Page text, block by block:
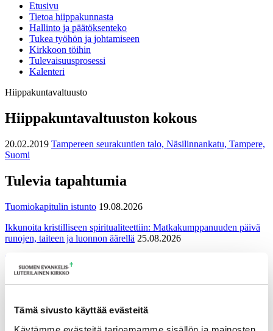
Tämä sivusto käyttää evästeitä
Etusivu
Tietoa hiippakunnasta
Hallinto ja päätöksenteko
Tukea työhön ja johtamiseen
Kirkkoon töihin
Tulevaisuusprosessi
Kalenteri
Hiippakuntavaltuusto
Hiippakuntavaltuuston kokous
20.02.2019 Tampereen seurakuntien talo, Näsilinnankatu, Tampere,
Suomi
Tulevia tapahtumia
Tuomiokapitulin istunto 19.08.2026
Ikkunoita kristilliseen spiritualiteettiin: Matkakumppanuuden päivä
runojen, taiteen ja luonnon äärellä 25.08.2026
Toimistoväen verkostotapaaminen